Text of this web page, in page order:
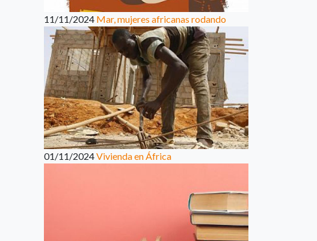
11/11/2024 Mar, mujeres africanas rodando
01/11/2024Vivienda en África